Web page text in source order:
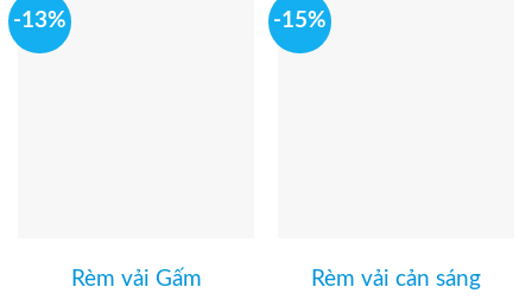
-13%
Rèm vải Gấm
-15%
Rèm vải cản sáng